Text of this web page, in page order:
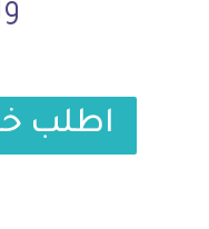
اطلب